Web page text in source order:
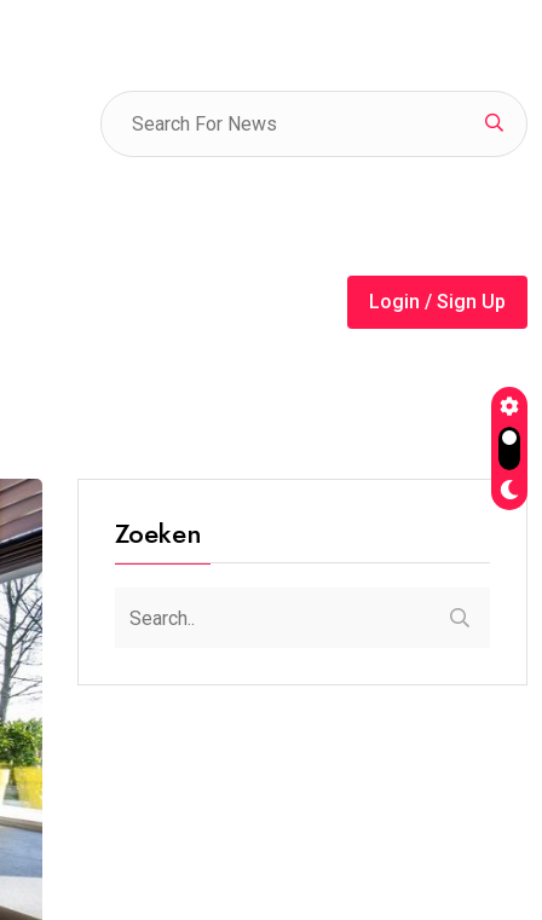
Login / Sign Up
Zoeken